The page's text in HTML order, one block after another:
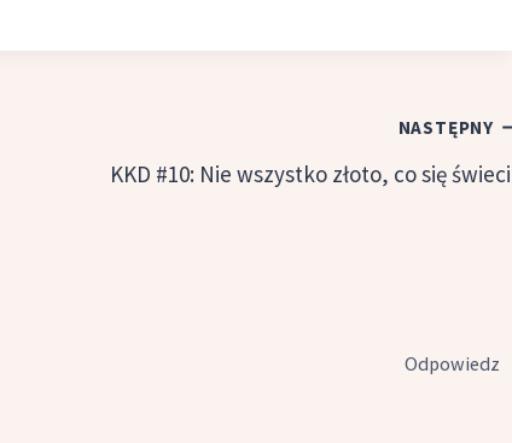
NASTĘPNY
KKD #10: Nie wszystko złoto, co się
Odpowiedz